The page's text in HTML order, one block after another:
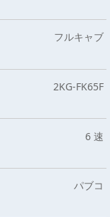
フルキャブ
2KG-FK65F
6 速
パブコ